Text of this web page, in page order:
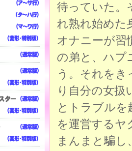
待っていた。
れ熟れ始めた
オナニーが習
の弟と、ハプ
う。それを
り自分の女扱
とトラブルを
を運営するヤ
まんまと騙し